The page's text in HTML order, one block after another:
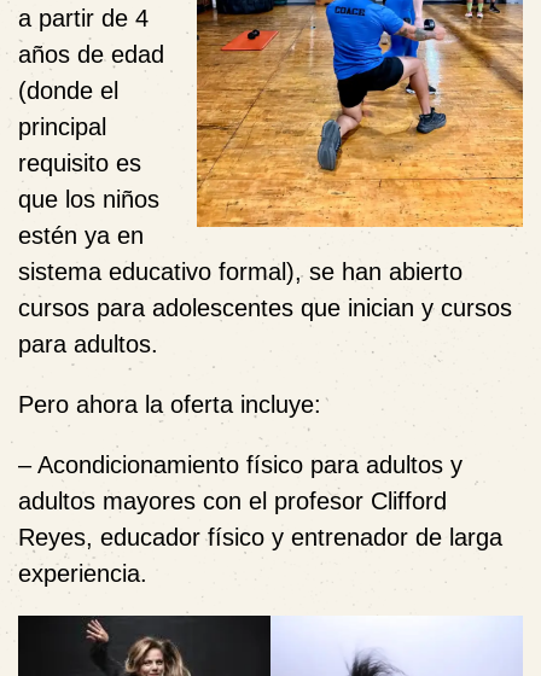
a partir de 4
años de edad
(donde el
principal
requisito es
que los niños
estén ya en
sistema educativo formal), se han abierto
cursos para adolescentes que inician y cursos
para adultos.
Pero ahora la oferta incluye:
– Acondicionamiento físico para adultos y
adultos mayores con el profesor Clifford
Reyes, educador físico y entrenador de larga
experiencia.